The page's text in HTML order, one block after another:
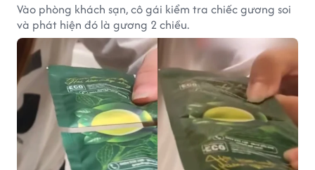
Vào phòng khách sạn, cô gái kiểm tra chiếc gương soi
và phát hiện đó là gương 2 chiều.